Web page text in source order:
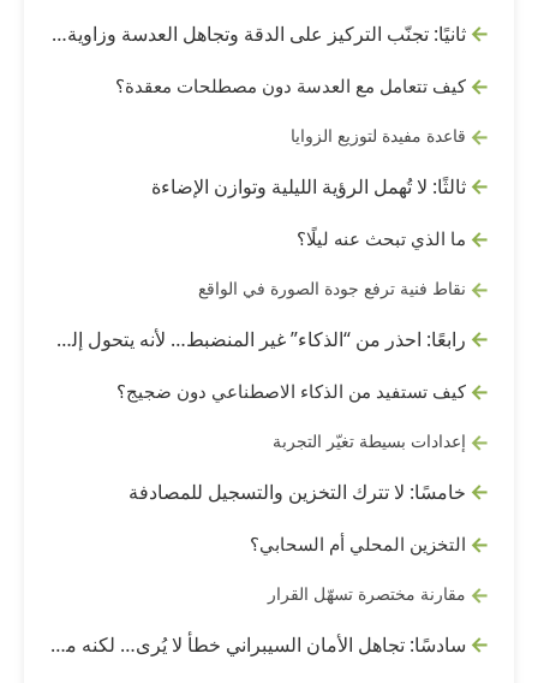
ثانيًا: تجنّب التركيز على الدقة وتجاهل العدسة وزاوية الرؤية
كيف تتعامل مع العدسة دون مصطلحات معقدة؟
قاعدة مفيدة لتوزيع الزوايا
ثالثًا: لا تُهمل الرؤية الليلية وتوازن الإضاءة
ما الذي تبحث عنه ليلًا؟
نقاط فنية ترفع جودة الصورة في الواقع
رابعًا: احذر من “الذكاء” غير المنضبط… لأنه يتحول إلى إزعاج
كيف تستفيد من الذكاء الاصطناعي دون ضجيج؟
إعدادات بسيطة تغيّر التجربة
خامسًا: لا تترك التخزين والتسجيل للمصادفة
التخزين المحلي أم السحابي؟
مقارنة مختصرة تسهّل القرار
سادسًا: تجاهل الأمان السيبراني خطأ لا يُرى… لكنه مكلف